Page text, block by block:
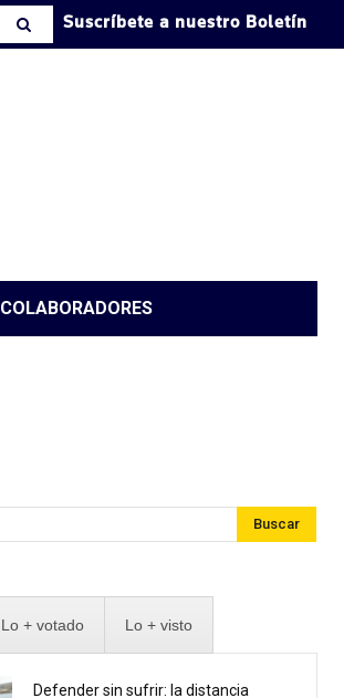
Suscríbete a nuestro Boletín
COLABORADORES
Buscar
Lo + votado Lo + visto
Defender sin sufrir: la distancia